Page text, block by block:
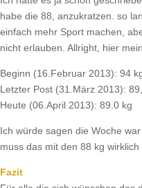
habe die 88, anzukratzen. so
einfach mehr Sport machen,
nicht erlauben. Allright, hier
Beginn (16.Februar 2013): 94
Letzter Post (31.März 2013):
Heute (06.April 2013): 89.0 kg
Ich würde sagen die Woche
muss das mit den 88 kg
Fazit